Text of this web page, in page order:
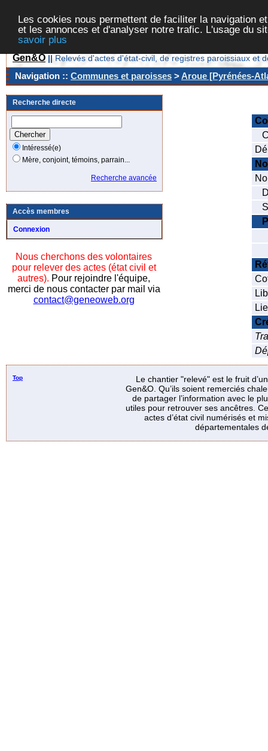
Les cookies nous permettent de faciliter la navigation
et les annonces et d'analyser notre trafic. L'usage du
savoir plus
Gen&O || Relevés d'actes d'état-civil, de registres paroissiaux et
Navigation :: Communes et paroisses >Aroue [Pyrénées-
Recherche directe
Intéressé(e)
Mère, conjoint, témoins, parrain...
Recherche avancée
Accès membres
Connexion
Nous cherchons des volontaires
pour relever des actes (état civil et
autres). Pour rejoindre l'équipe,
merci de nous contacter par mail via
contact@geneoweb.org
Top
Le chantier "relevé" est le fruit
Gen&O. Qu’ils soient remerciés
de partager l’information avec le
utiles pour retrouver ses ancêtres.
actes d’état civil numérisés et
départementales